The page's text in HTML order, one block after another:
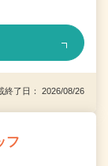
了日： 2026/08/26
フ